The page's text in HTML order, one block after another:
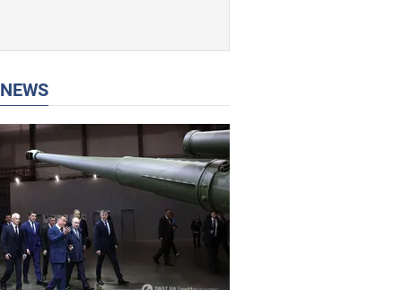
NEWS